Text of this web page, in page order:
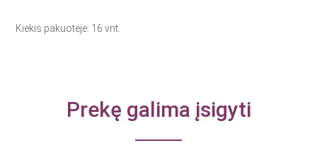
Kiekis pakuotėje: 16 vnt.
Prekę galima įsigyti